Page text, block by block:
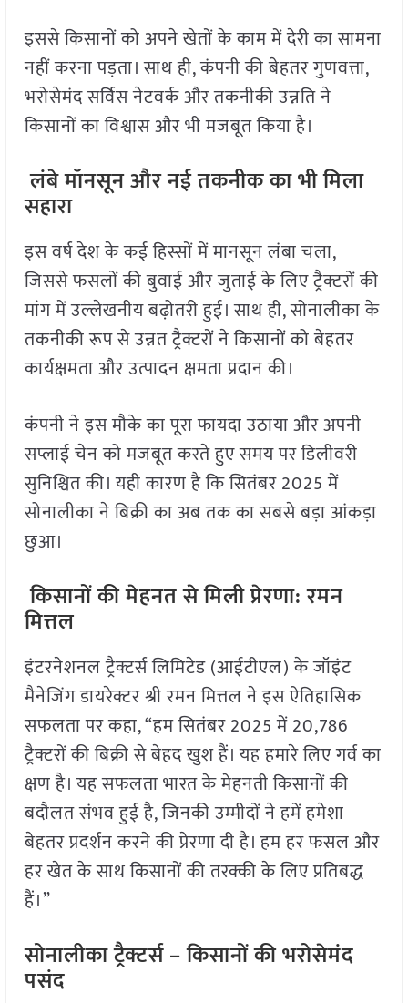
इससे किसानों को अपने खेतों के काम में देरी का सामना
नहीं करना पड़ता। साथ ही, कंपनी की बेहतर गुणवत्ता,
भरोसेमंद सर्विस नेटवर्क और तकनीकी उन्नति ने
किसानों का विश्वास और भी मजबूत किया है।
लंबे मॉनसून और नई तकनीक का भी मिला
सहारा
इस वर्ष देश के कई हिस्सों में मानसून लंबा चला,
जिससे फसलों की बुवाई और जुताई के लिए ट्रैक्टरों की
मांग में उल्लेखनीय बढ़ोतरी हुई। साथ ही, सोनालीका के
तकनीकी रूप से उन्नत ट्रैक्टरों ने किसानों को बेहतर
कार्यक्षमता और उत्पादन क्षमता प्रदान की।
कंपनी ने इस मौके का पूरा फायदा उठाया और अपनी
सप्लाई चेन को मजबूत करते हुए समय पर डिलीवरी
सुनिश्चित की। यही कारण है कि सितंबर 2025 में
सोनालीका ने बिक्री का अब तक का सबसे बड़ा आंकड़ा
छुआ।
किसानों की मेहनत से मिली प्रेरणा: रमन
मित्तल
इंटरनेशनल ट्रैक्टर्स लिमिटेड (आईटीएल) के जॉइंट
मैनेजिंग डायरेक्टर श्री रमन मित्तल ने इस ऐतिहासिक
सफलता पर कहा, “हम सितंबर 2025 में 20,786
ट्रैक्टरों की बिक्री से बेहद खुश हैं। यह हमारे लिए गर्व का
क्षण है। यह सफलता भारत के मेहनती किसानों की
बदौलत संभव हुई है, जिनकी उम्मीदों ने हमें हमेशा
बेहतर प्रदर्शन करने की प्रेरणा दी है। हम हर फसल और
हर खेत के साथ किसानों की तरक्की के लिए प्रतिबद्ध
हैं।”
सोनालीका ट्रैक्टर्स – किसानों की भरोसेमंद
पसंद